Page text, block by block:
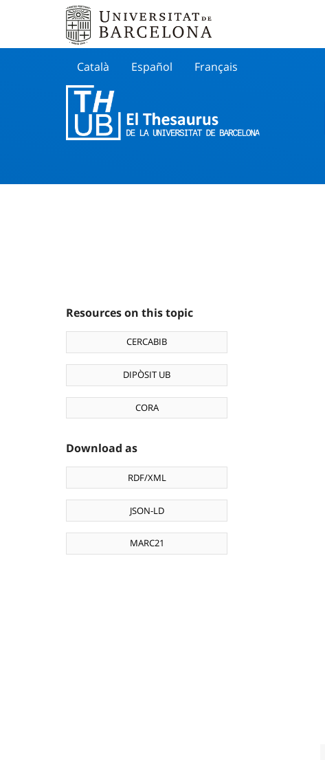
Català Español Français
Resources on this topic
CERCABIB
DIPÒSIT UB
CORA
Download as
RDF/XML
JSON-LD
MARC21